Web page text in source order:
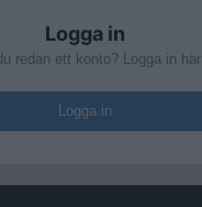
Logga in
redan ett konto? Logga in här
Logga in